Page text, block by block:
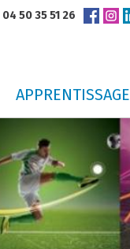
04 50 35 51 26
APPRENTISSAGE